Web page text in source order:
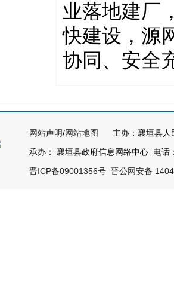
业落地建厂
快建设，源
协同、安全
网站声明/网站地图
主办：襄垣县人
承办： 襄垣县政府信息网络中心 电话
晋ICP备09001356号 晋公网安备